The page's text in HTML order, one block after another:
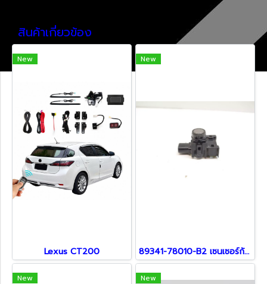
สินค้าเกี่ยวข้อง
New
Lexus CT200
New
89341-78010-B2 เซนเซอร์กันชน สำหรับรถ Lexus
New New